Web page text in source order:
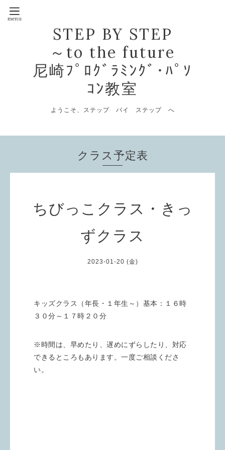
STEP BY STEP
～to the future
尼崎ﾌﾟﾛｸﾞﾗﾐﾝｸﾞ･ﾊﾟｿ
ｺﾝ教室
ようこそ、ステップ バイ ステップ へ
クラス予定表
ちびっこクラス・きっ
ずクラス
2023-01-20 (金)
キッズクラス（年長・１年生～）基本：１６時
３０分～１７時２０分
※時間は、早めたり、遅めにずらしたり、対応
できるところもあります。一度ご相談くださ
い。